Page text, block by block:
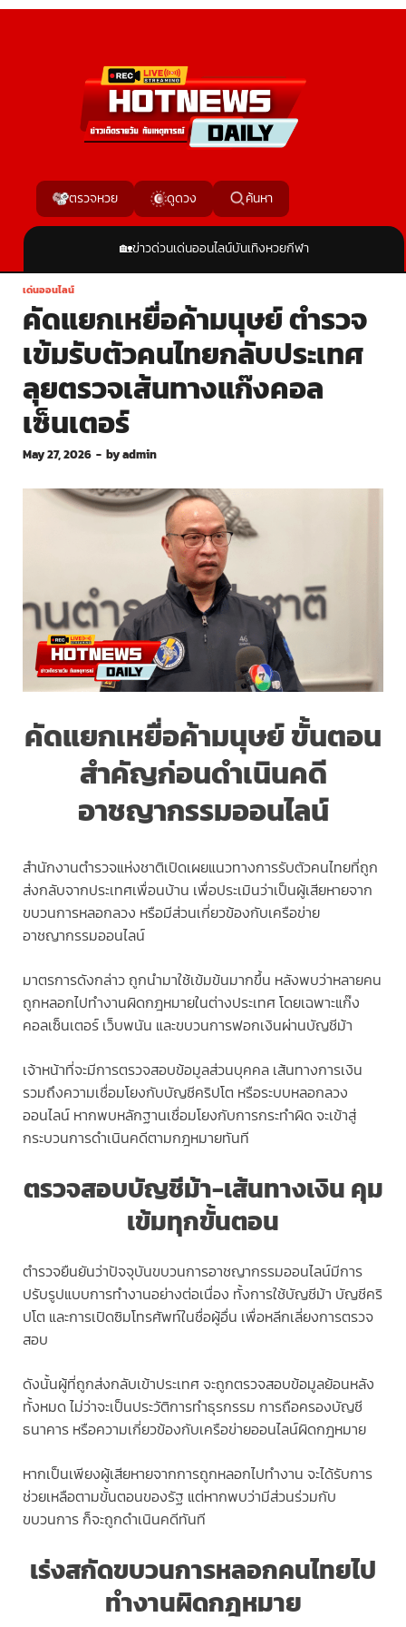
ตรวจหวย ดูดวง ค้นหา
🏡ข่าวด่วนเด่นออนไลน์บันเทิงหวยกีฬา
เด่นออนไลน์
คัดแยกเหยื่อค้ามนุษย์ ตำรวจ
เข้มรับตัวคนไทยกลับประเทศ
ลุยตรวจเส้นทางแก๊งคอล
เซ็นเตอร์
May 27, 2026 - byadmin
คัดแยกเหยื่อค้ามนุษย์ ขั้นตอน
สำคัญก่อนดำเนินคดี
อาชญากรรมออนไลน์
สำนักงานตำรวจแห่งชาติเปิดเผยแนวทางการรับตัวคนไทยที่ถูก
ส่งกลับจากประเทศเพื่อนบ้าน เพื่อประเมินว่าเป็นผู้เสียหายจาก
ขบวนการหลอกลวง หรือมีส่วนเกี่ยวข้องกับเครือข่าย
อาชญากรรมออนไลน์
มาตรการดังกล่าว ถูกนำมาใช้เข้มข้นมากขึ้น หลังพบว่าหลายคน
ถูกหลอกไปทำงานผิดกฎหมายในต่างประเทศ โดยเฉพาะแก๊ง
คอลเซ็นเตอร์ เว็บพนัน และขบวนการฟอกเงินผ่านบัญชีม้า
เจ้าหน้าที่จะมีการตรวจสอบข้อมูลส่วนบุคคล เส้นทางการเงิน
รวมถึงความเชื่อมโยงกับบัญชีคริปโต หรือระบบหลอกลวง
ออนไลน์ หากพบหลักฐานเชื่อมโยงกับการกระทำผิด จะเข้าสู่
กระบวนการดำเนินคดีตามกฎหมายทันที
ตรวจสอบบัญชีม้า-เส้นทางเงิน คุม
เข้มทุกขั้นตอน
ตำรวจยืนยันว่าปัจจุบันขบวนการอาชญากรรมออนไลน์มีการ
ปรับรูปแบบการทำงานอย่างต่อเนื่อง ทั้งการใช้บัญชีม้า บัญชีคริ
ปโต และการเปิดซิมโทรศัพท์ในชื่อผู้อื่น เพื่อหลีกเลี่ยงการตรวจ
สอบ
ดังนั้นผู้ที่ถูกส่งกลับเข้าประเทศ จะถูกตรวจสอบข้อมูลย้อนหลัง
ทั้งหมด ไม่ว่าจะเป็นประวัติการทำธุรกรรม การถือครองบัญชี
ธนาคาร หรือความเกี่ยวข้องกับเครือข่ายออนไลน์ผิดกฎหมาย
หากเป็นเพียงผู้เสียหายจากการถูกหลอกไปทำงาน จะได้รับการ
ช่วยเหลือตามขั้นตอนของรัฐ แต่หากพบว่ามีส่วนร่วมกับ
ขบวนการ ก็จะถูกดำเนินคดีทันที
เร่งสกัดขบวนการหลอกคนไทยไป
ทำงานผิดกฎหมาย